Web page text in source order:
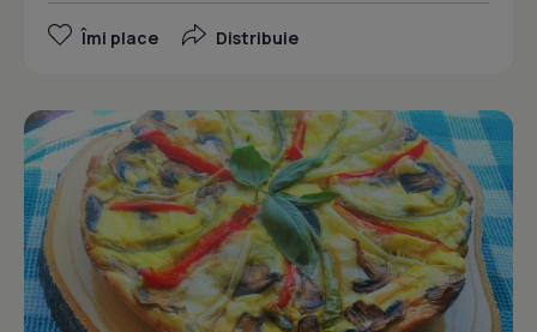
Îmi place Distribuie